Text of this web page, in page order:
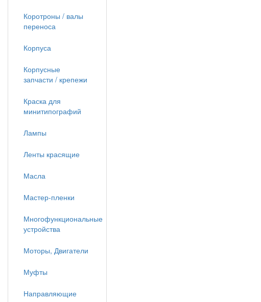
Коротроны / валы
переноса
Корпуса
Корпусные
запчасти / крепежи
Краска для
минитипографий
Лампы
Ленты красящие
Масла
Мастер-пленки
Многофункциональные
устройства
Моторы, Двигатели
Муфты
Направляющие